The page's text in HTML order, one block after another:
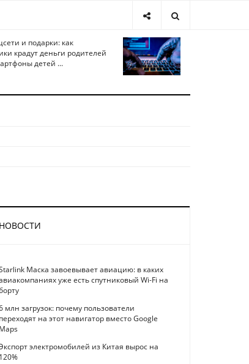
и подарки: как
крадут деньги родителей
детей ...
НОВОСТИ
Маска завоевывает авиацию: в каких
уже есть спутниковый Wi-Fi на
млн загрузок: почему пользователи
переходят на этот навигатор вместо Google
Maps
электромобилей из Китая вырос на
120%